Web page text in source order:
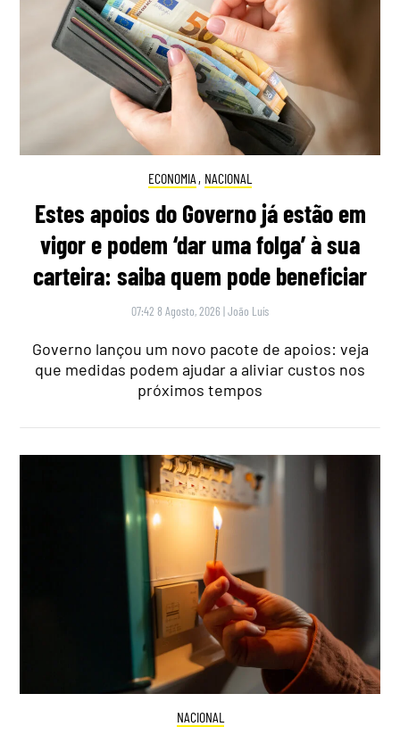
ECONOMIA , NACIONAL
Estes apoios do Governo já estão em
vigor e podem ‘dar uma folga’ à sua
carteira: saiba quem pode beneficiar
07:42 8 Agosto, 2026 |João Luís
Governo lançou um novo pacote de apoios: veja
que medidas podem ajudar a aliviar custos nos
próximos tempos
NACIONAL